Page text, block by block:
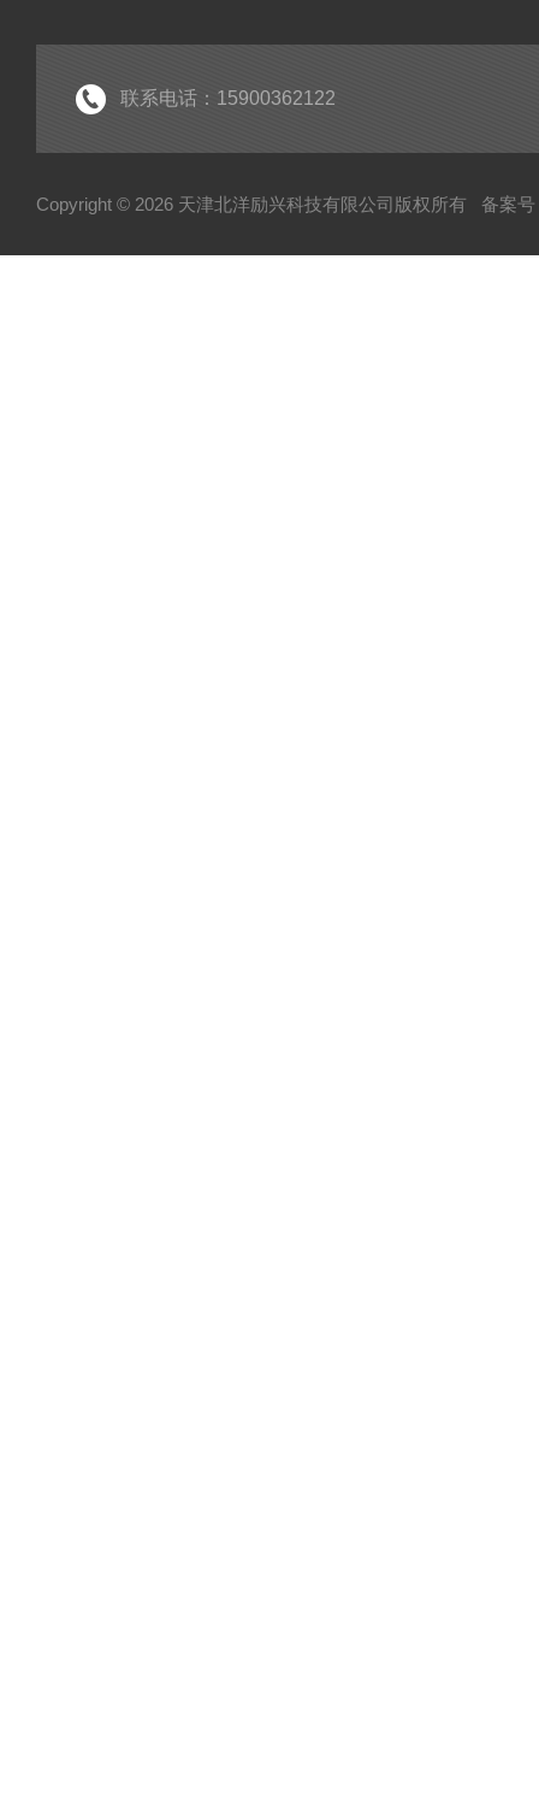
联系电话：15900362122
Copyright © 2026 天津北洋励兴科技有限公司版权所有 备案号